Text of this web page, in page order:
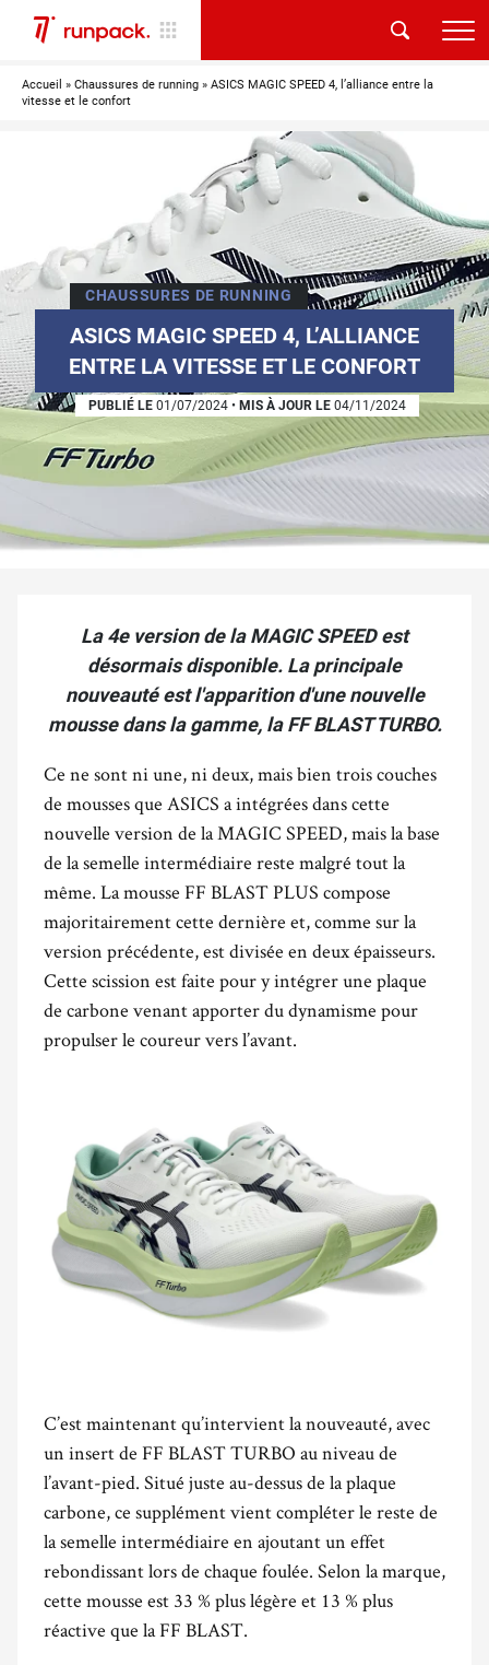
Accueil » Chaussures de running » ASICS MAGIC SPEED 4, l’alliance entre la
vitesse et le confort
CHAUSSURES DE RUNNING
ASICS MAGIC SPEED 4, L’ALLIANCE
ENTRE LA VITESSE ET LE CONFORT
PUBLIÉ LE 01/07/2024 • MIS À JOUR LE 04/11/2024
La 4e version de la MAGIC SPEED est
désormais disponible. La principale
nouveauté est l'apparition d'une nouvelle
mousse dans la gamme, la FF BLAST TURBO.
Ce ne sont ni une, ni deux, mais bien trois couches
de mousses que ASICS a intégrées dans cette
nouvelle version de la MAGIC SPEED, mais la base
de la semelle intermédiaire reste malgré tout la
même. La mousse FF BLAST PLUS compose
majoritairement cette dernière et, comme sur la
version précédente, est divisée en deux épaisseurs.
Cette scission est faite pour y intégrer une plaque
de carbone venant apporter du dynamisme pour
propulser le coureur vers l’avant.
C’est maintenant qu’intervient la nouveauté, avec
un insert de FF BLAST TURBO au niveau de
l’avant-pied. Situé juste au-dessus de la plaque
carbone, ce supplément vient compléter le reste de
la semelle intermédiaire en ajoutant un effet
rebondissant lors de chaque foulée. Selon la marque,
cette mousse est 33 % plus légère et 13 % plus
réactive que la FF BLAST.